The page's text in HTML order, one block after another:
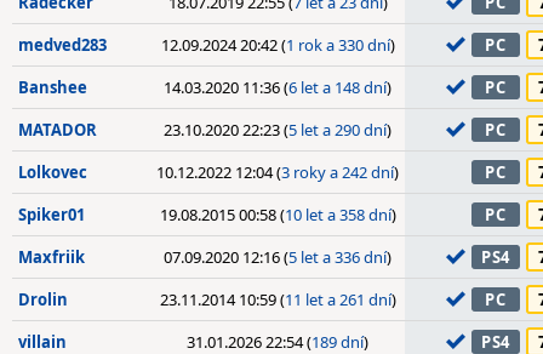
medved283 12.09.2024 20:42 (1 rok a 330 dní) PC
Banshee 14.03.2020 11:36 (6 let a 148 dní) PC
MATADOR 23.10.2020 22:23 (5 let a 290 dní) PC
Lolkovec 10.12.2022 12:04 (3 roky a 242 dní) PC
Spiker01 19.08.2015 00:58 (10 let a 358 dní) PC
Maxfriik 07.09.2020 12:16 (5 let a 336 dní) PS4
Drolin 23.11.2014 10:59 (11 let a 261 dní) PC
villain 31.01.2026 22:54 (189 dní) PS4